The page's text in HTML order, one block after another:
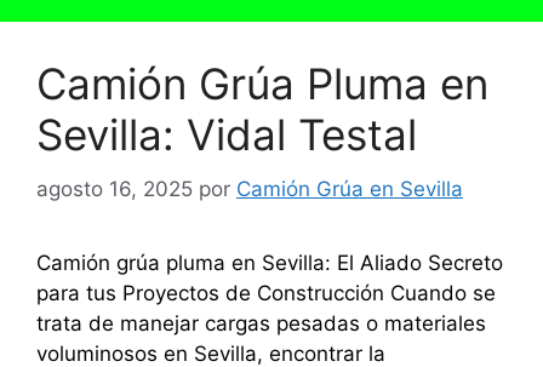
Camión Grúa Pluma en
Sevilla: Vidal Testal
agosto 16, 2025 por Camión Grúa en Sevilla
Camión grúa pluma en Sevilla: El Aliado Secreto
para tus Proyectos de Construcción Cuando se
trata de manejar cargas pesadas o materiales
voluminosos en Sevilla, encontrar la